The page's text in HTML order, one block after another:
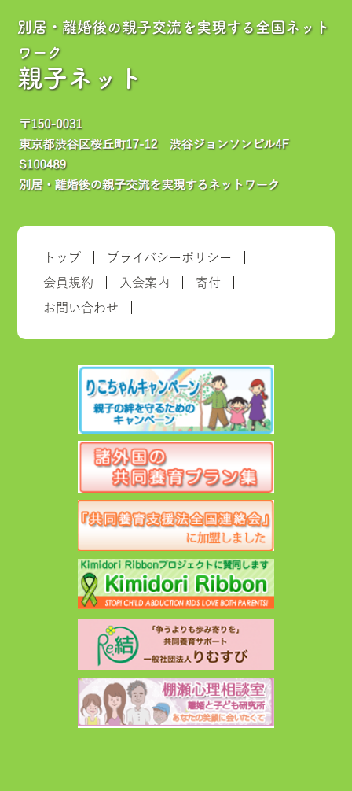
別居・離婚後の親子交流を実現する全国ネット
ワーク
親子ネット
トップ プライバシーポリシー
会員規約 入会案内 寄付
お問い合わせ